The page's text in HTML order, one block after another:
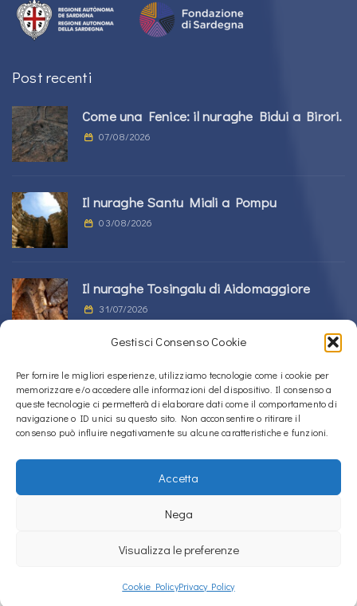
Gestisci Consenso Cookie
Per fornire le migliori esperienze, utilizziamo tecnologie come i cookie per
memorizzare e/o accedere alle informazioni del dispositivo. Il consenso a
queste tecnologie ci permetterà di elaborare dati come il comportamento di
navigazione o ID unici su questo sito. Non acconsentire o ritirare il
consenso può influire negativamente su alcune caratteristiche e funzioni.
Accetta
Nega
Visualizza le preferenze
Cookie PolicyPrivacy Policy
Post recenti
Come una Fenice: il nuraghe Bidui a Birori.
07/08/2026
Il nuraghe Santu Miali a Pompu
03/08/2026
Il nuraghe Tosingalu di Aidomaggiore
31/07/2026
La tomba di giganti s’Ortali ‘e su Monte a
Tortolì
21/07/2026
Copyright © 2020 – 2026La Sardegna verso l'Unesco
l'accessibilità del nostro sito web.